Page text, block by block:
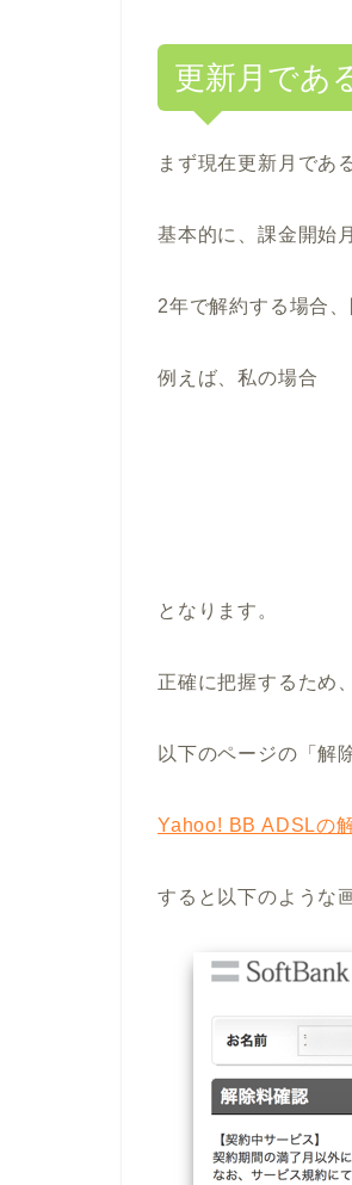
更新月であ
まず現在更新月であ
基本的に、課金開始
2年で解約する場合
例えば、私の場合
となります。
正確に把握するため
以下のページの「解
Yahoo! BB ADSLの
すると以下のような